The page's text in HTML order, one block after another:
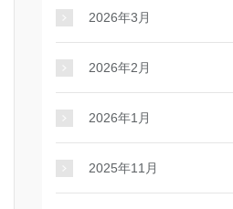
2026年3月
2026年2月
2026年1月
2025年11月